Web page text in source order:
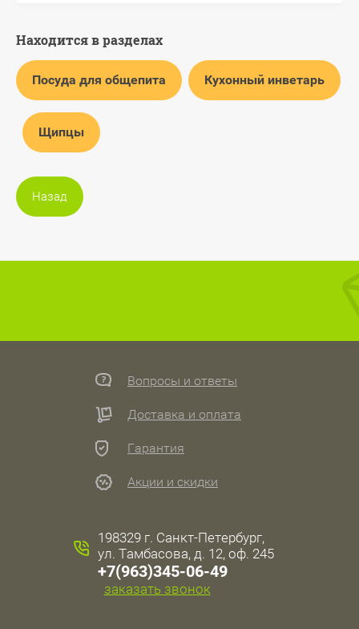
Находится в разделах
Посуда для общепита Кухонный инветарь
Щипцы
Назад
Вопросы и ответы
Доставка и оплата
Гарантия
Акции и скидки
198329 г. Санкт-Петербург,
ул. Тамбасова, д. 12, оф. 245
+7(963)345-06-49
заказать звонок